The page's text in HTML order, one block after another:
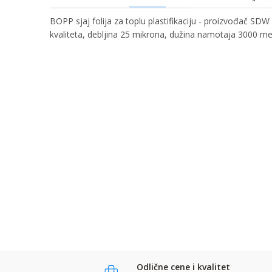
BOPP sjaj folija za toplu plastifikaciju - proizvođač
kvaliteta, debljina 25 mikrona, dužina namotaja 3000
Odlične cene i kvalitet